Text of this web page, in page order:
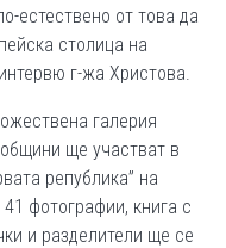
естествено от това да
столица на
г-жа Христова.
галерия
ще участват в
република” на
фотографии, книга с
и разделители ще се